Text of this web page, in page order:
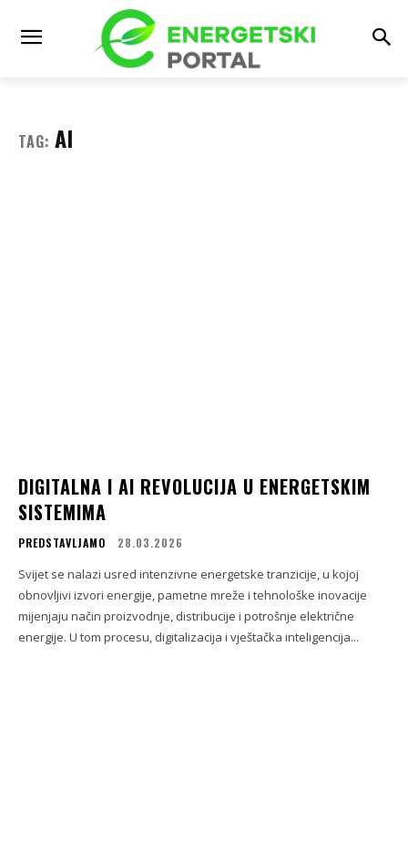
TAG: AI
DIGITALNA I AI REVOLUCIJA U ENERGETSKIM
SISTEMIMA
PREDSTAVLJAMO 28.03.2026
Svijet se nalazi usred intenzivne energetske tranzicije, u kojoj
obnovljivi izvori energije, pametne mreže i tehnološke inovacije
mijenjaju način proizvodnje, distribucije i potrošnje električne
energije. U tom procesu, digitalizacija i vještačka inteligencija...